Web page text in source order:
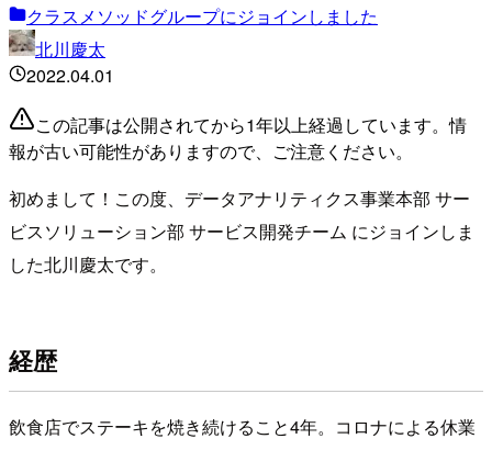
クラスメソッドグループにジョインしました
北川慶太
2022.04.01
この記事は公開されてから1年以上経過しています。情
報が古い可能性がありますので、ご注意ください。
初めまして！この度、データアナリティクス事業本部 サー
ビスソリューション部 サービス開発チーム にジョインしま
した北川慶太です。
経歴
飲食店でステーキを焼き続けること4年。コロナによる休業